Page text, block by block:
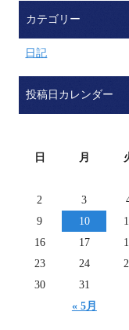
カテゴリー
日記
投稿日カレンダー
日 月
« 5月
2
3
9
10
16
17
23
24
30
31